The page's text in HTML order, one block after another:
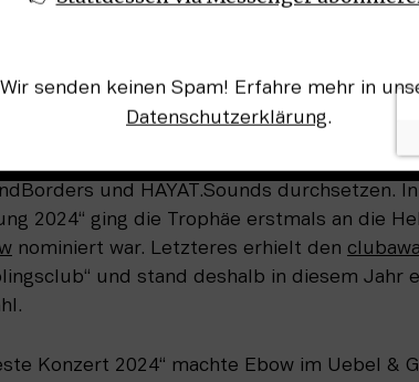
Kategorie ist nach
„Beste:r Fremdveranstalter:in“ konnte
und HAYAT.Sounds durchsetzen.
2024“ ging die Trophäe erstmals an die
nominiert war. Letzteres erhielt den
und stand deshalb in diesem Jahr
Konzert 2024“ machte Ebow im Uebel &
Datenschutzerklärung.